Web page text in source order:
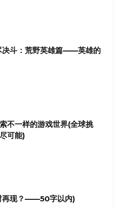
决斗：荒野英雄篇——英雄的
不一样的游戏世界(全球挑
可能)
再现？——50字以内)